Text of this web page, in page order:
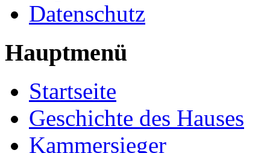
Datenschutz
Hauptmenü
Startseite
Geschichte des Hauses
Kammersieger